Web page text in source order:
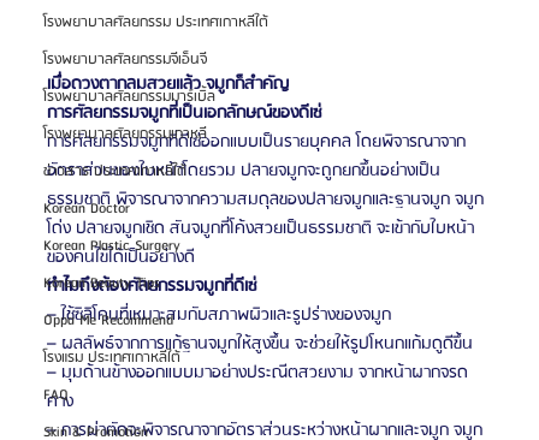
โรงพยาบาลศัลยกรรม ประเทศเกาหลีใต้
โรงพยาบาลศัลยกรรมจีเอ็นจี
โรงพยาบาลศัลยกรรมมาร์เบิ้ล
โรงพยาบาลศัลยกรรมเกาหลี
ข่าวสาร ประเทศเกาหลีใต้
Korean Doctor
Korean Plastic Surgery
Korean Beauty Tips
Oppa Me Recommend
โรงแรม ประเทศเกาหลีใต้
FAQ
Skin & Promotion
เมื่อดวงตากลมสวยแล้ว จมูกก็สำคัญ
การศัลยกรรมจมูกที่เป็นเอกลักษณ์ของดีเซ่
การศัลยกรรมจมูกที่ดีเซ่ออกแบบเป็นรายบุคคล โดยพิจารณาจาก
อัตราส่วนของใบหน้าโดยรวม ปลายจมูกจะถูกยกขึ้นอย่างเป็น
ธรรมชาติ พิจารณาจากความสมดุลของปลายจมูกและฐานจมูก จมูก
โด่ง ปลายจมูกเชิด สันจมูกที่โค้งสวยเป็นธรรมชาติ จะเข้ากับใบหน้า
ของคนไข้ได้เป็นอย่างดี
ทำไมถึงต้องศัลยกรรมจมูกที่ดีเซ่
– ใช้ซิลิโคนที่เหมาะสมกับสภาพผิวและรูปร่างของจมูก
– ผลลัพธ์จากการแก้ฐานจมูกให้สูงขึ้น จะช่วยให้รูปโหนกแก้มดูดีขึ้น
– มุมด้านข้างออกแบบมาอย่างประณีตสวยงาม จากหน้าผากจรด
คาง
– การผ่าตัดจะพิจารณาจากอัตราส่วนระหว่างหน้าผากและจมูก จมูก